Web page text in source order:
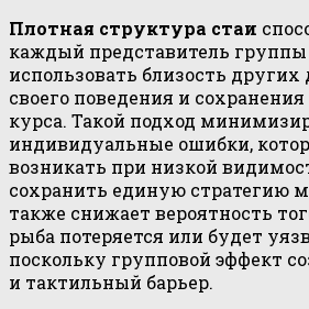
Плотная структура стаи
каждый представитель
использовать близость других
своего поведения и
курса. Такой подход
индивидуальные ошибки,
возникать при низкой
сохранить единую стратегию
также снижает вероятность
рыба потеряется или будет
поскольку групповой эффект
и тактильный барьер.